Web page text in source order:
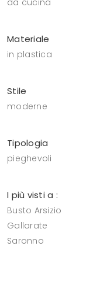
da cucina
Materiale
in plastica
Stile
moderne
Tipologia
pieghevoli
I più visti a :
Busto Arsizio
Gallarate
Saronno